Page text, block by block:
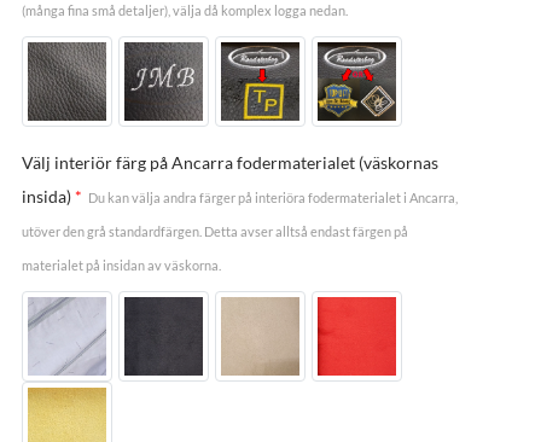
(många fina små detaljer), välja då komplex logga nedan.
Välj interiör färg på Ancarra fodermaterialet (väskornas
insida) * Du kan välja andra färger på interiöra fodermaterialet i Ancarra,
utöver den grå standardfärgen. Detta avser alltså endast färgen på
materialet på insidan av väskorna.